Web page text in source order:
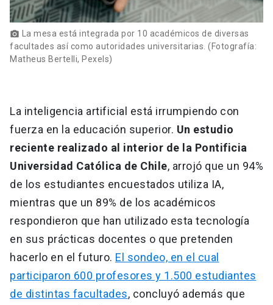
photo_camera La mesa está integrada por 10 académicos de diversas
facultades así como autoridades universitarias. (Fotografía:
Matheus Bertelli, Pexels)
La inteligencia artificial está irrumpiendo con
fuerza en la educación superior. Un estudio
reciente realizado al interior de la Pontificia
Universidad Católica de Chile, arrojó que un 94%
de los estudiantes encuestados utiliza IA,
mientras que un 89% de los académicos
respondieron que han utilizado esta tecnología
en sus prácticas docentes o que pretenden
hacerlo en el futuro. El sondeo, en el cual
participaron 600 profesores y 1.500 estudiantes
de distintas facultades, concluyó además que